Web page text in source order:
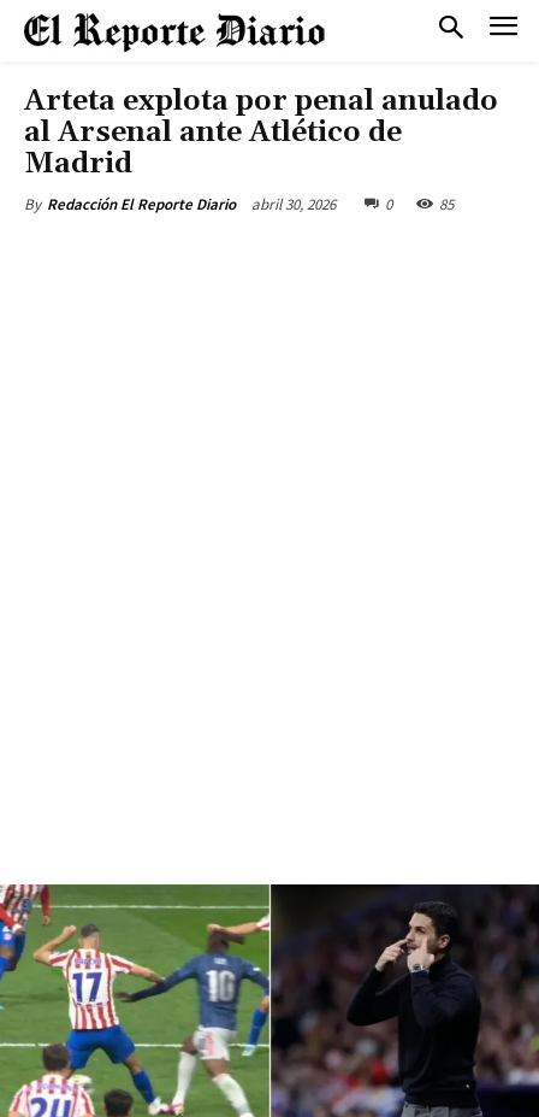
Arteta explota por penal anulado
al Arsenal ante Atlético de
Madrid
By Redacción El Reporte Diario abril 30, 2026 0 85